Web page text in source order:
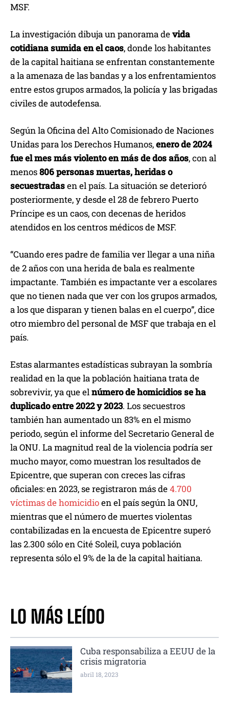
MSF.
La investigación dibuja un panorama devida
cotidiana sumida en el caos, donde los habitantes
de la capital haitiana se enfrentan constantemente
a la amenaza de las bandas y a los enfrentamientos
entre estos grupos armados, la policía y las brigadas
civiles de autodefensa.
Según la Oficina del Alto Comisionado de Naciones
Unidas para los Derechos Humanos,enero de 2024
fue el mes más violento en más de dos años, con al
menos806 personas muertas, heridas o
secuestradasen el país. La situación se deterioró
posteriormente, y desde el 28 de febrero Puerto
Príncipe es un caos, con decenas de heridos
atendidos en los centros médicos de MSF.
“Cuando eres padre de familia ver llegar a una niña
de 2 años con una herida de bala es realmente
impactante. También es impactante ver a escolares
que no tienen nada que ver con los grupos armados,
a los que disparan y tienen balas en el cuerpo”, dice
otro miembro del personal de MSF que trabaja en el
país.
Estas alarmantes estadísticas subrayan la sombría
realidad en la que la población haitiana trata de
sobrevivir, ya que elnúmero de homicidios se ha
duplicado entre 2022 y 2023. Los secuestros
también han aumentado un 83% en el mismo
periodo, según el informe del Secretario General de
la ONU. La magnitud real de la violencia podría ser
mucho mayor, como muestran los resultados de
Epicentre, que superan con creces las cifras
oficiales: en 2023, se registraron más de4.700
víctimas de homicidioen el país según la ONU,
mientras que el número de muertes violentas
contabilizadas en la encuesta de Epicentre superó
las 2.300 sólo en Cité Soleil, cuya población
representa sólo el 9% de la de la capital haitiana.
LO MÁS LEÍDO
Cuba responsabiliza a EEUU de la
crisis migratoria
abril 18, 2023